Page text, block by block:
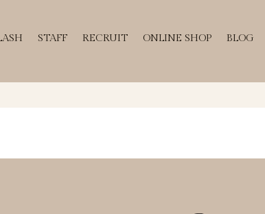
STAFF RECRUIT ONLINE SHOP BLOG